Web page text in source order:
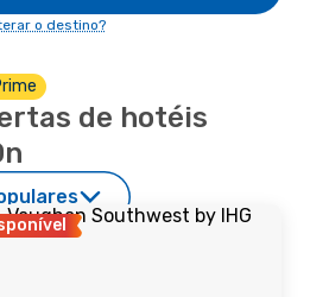
o destino?
de hotéis